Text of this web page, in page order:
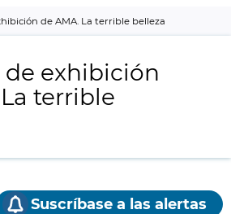
de AMA. La terrible belleza
exhibición
terrible
Suscríbase a las alertas